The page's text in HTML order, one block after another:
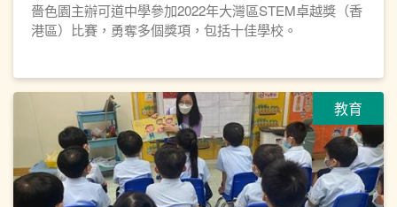
嗇色園主辦可道中學參加2022年大灣區STEM卓越獎（香
港區）比賽，勇奪多個獎項，包括十佳學校。
教育